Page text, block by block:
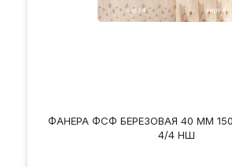
ФАНЕРА ФСФ БЕРЕЗОВАЯ 40 ММ
4/4 НШ